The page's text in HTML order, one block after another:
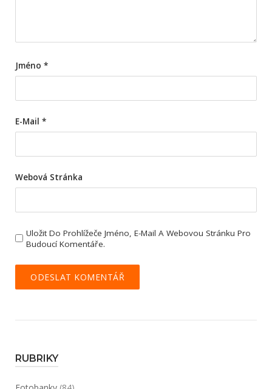
Jméno *
E-Mail *
Webová Stránka
Uložit Do Prohlížeče Jméno, E-Mail A Webovou Stránku Pro
Budoucí Komentáře.
RUBRIKY